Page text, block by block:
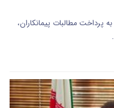
پرداخت مطالبات پیمانکاران،